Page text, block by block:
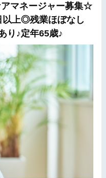
マネージャー募集☆
以上◎残業ほぼなし
り♪定年65歳♪